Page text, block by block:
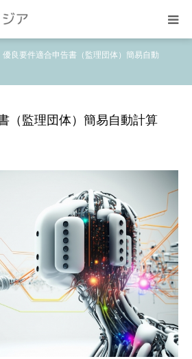
優良要件適合申告書（監理団体）簡易自動
（監理団体）簡易自動計算